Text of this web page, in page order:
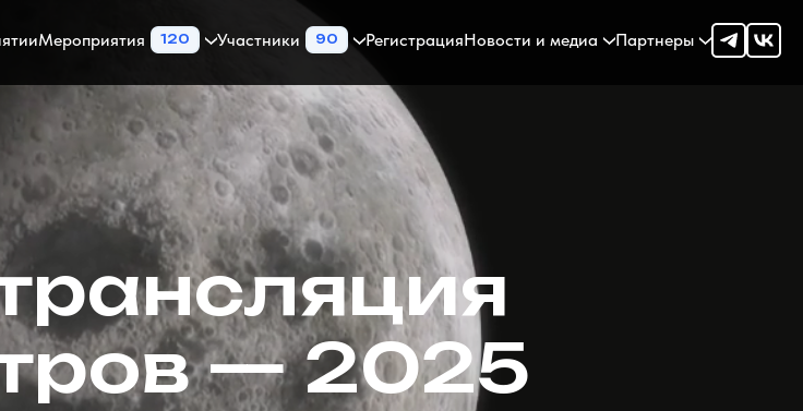
Мероприятия 120 Участники 90 РегистрацияНовости и медиа Партнеры
— 2025